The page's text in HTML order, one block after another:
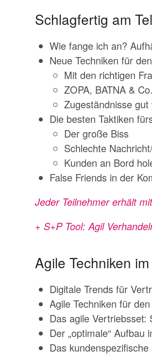
Schlagfertig am
Wie fange ich an?
Neue Techniken für
Mit den richtigen
ZOPA, BATNA & Co.
Zugeständnisse
Die besten Taktiken
Der große Biss
Schlechte
Kunden an Bord
False Friends in der
Jeder Teilnehmer erhält
+ S+P Tool: Agil
Agile Techniken
Digitale Trends für
Agile Techniken für
Das agile Vertriebsset:
Der „optimale“ Aufbau
Das